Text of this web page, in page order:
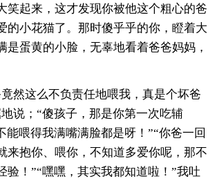
笑起来，这才发现你被他这个粗心的爸
的小花猫了。那时傻乎乎的你，瞪着大
是蛋黄的小脸，无辜地看着爸爸妈妈，
然这么不负责任地喂我，真是个坏爸
说；“傻孩子，那是你第一次吃辅
能喂得我满嘴满脸都是呀！”“你爸一回
来抱你、喂你，不知道多爱你呢，那不
验！”“嘿嘿，其实我都知道啦！”我吐